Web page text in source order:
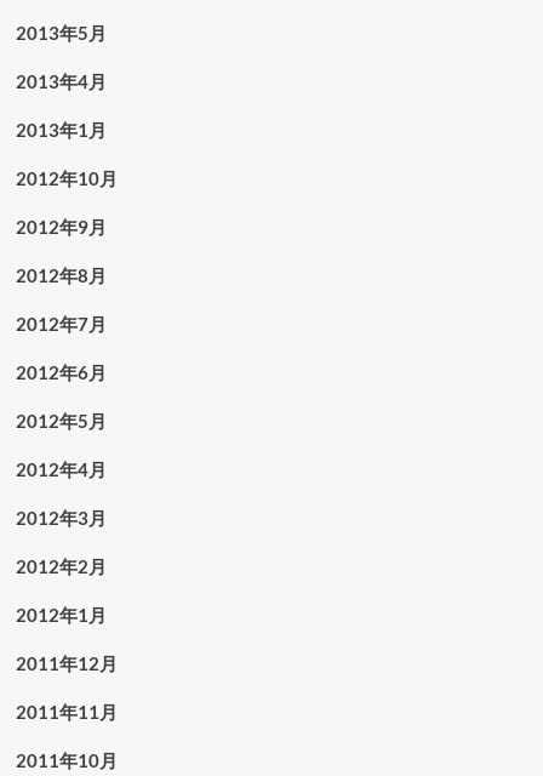
2013年5月
2013年4月
2013年1月
2012年10月
2012年9月
2012年8月
2012年7月
2012年6月
2012年5月
2012年4月
2012年3月
2012年2月
2012年1月
2011年12月
2011年11月
2011年10月